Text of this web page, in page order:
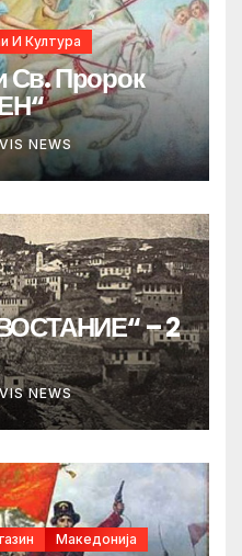
И Култура
Св. Пророк
NEWS
– 2
NEWS
Македонија